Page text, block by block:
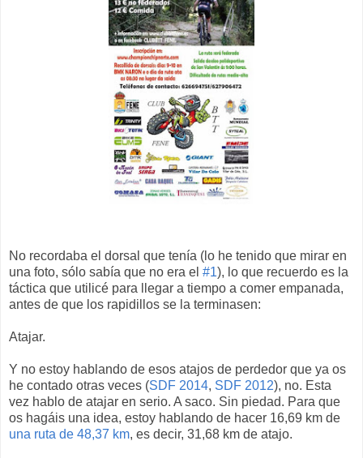
No recordaba el dorsal que tenía (lo he tenido que mirar en
una foto, sólo sabía que no era el #1), lo que recuerdo es la
táctica que utilicé para llegar a tiempo a comer empanada,
antes de que los rapidillos se la terminasen:
Atajar.
Y no estoy hablando de esos atajos de perdedor que ya os
he contado otras veces (SDF 2014, SDF 2012), no. Esta
vez hablo de atajar en serio. A saco. Sin piedad. Para que
os hagáis una idea, estoy hablando de hacer 16,69 km de
una ruta de 48,37 km, es decir, 31,68 km de atajo.